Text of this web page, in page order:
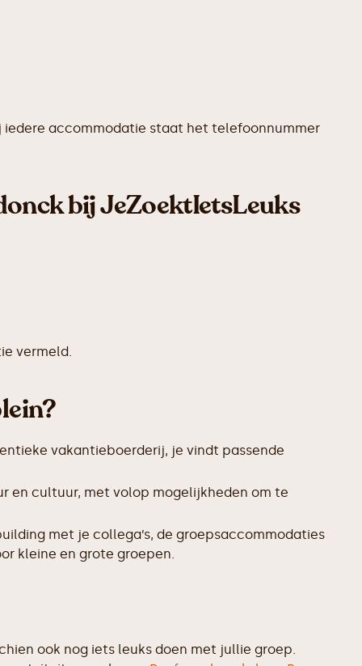
iedere accommodatie staat het telefoonnummer
bij JeZoektIetsLeuks
vermeld.
vakantieboerderij, je vindt passende
en cultuur, met volop mogelijkheden om te
met je collega’s, de groepsaccommodaties
kleine en grote groepen.
ook nog iets leuks doen met jullie groep.